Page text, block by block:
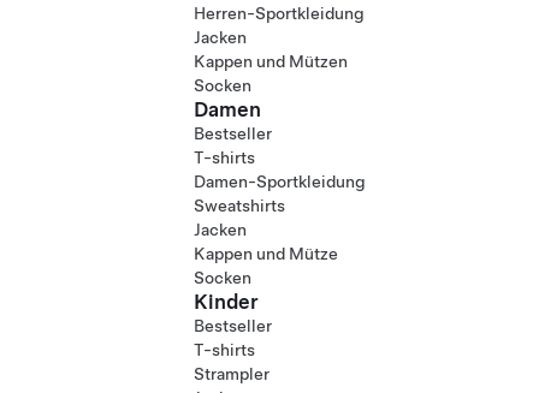
Herren-Sportkleidung
Jacken
Kappen und Mützen
Socken
Damen
Bestseller
T-shirts
Damen-Sportkleidung
Sweatshirts
Jacken
Kappen und Mütze
Socken
Kinder
Bestseller
T-shirts
Strampler